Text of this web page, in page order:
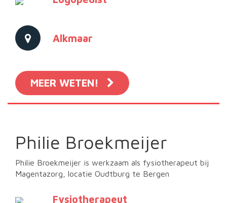
Alkmaar
MEER WETEN!
Philie Broekmeijer
Philie Broekmeijer is werkzaam als fysiotherapeut bij
Magentazorg, locatie Oudtburg te Bergen
Fysiotherapeut